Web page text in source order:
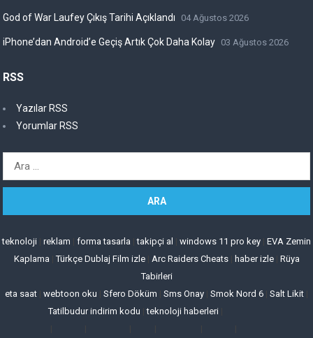
God of War Laufey Çıkış Tarihi Açıklandı 04 Ağustos 2026
iPhone’dan Android’e Geçiş Artık Çok Daha Kolay 03 Ağustos 2026
RSS
Yazılar RSS
Yorumlar RSS
Arama:
teknoloji reklam forma tasarla |takipçi al windows 11 pro key EVA Zemin
Kaplama |Türkçe Dublaj Film izle| Arc Raiders Cheats| haber izle| Rüya
Tabirleri
eta saat webtoon oku Sfero Döküm Sms Onay Smok Nord 6 Salt Likit
Tatilbudur indirim kodu |teknoloji haberleri|